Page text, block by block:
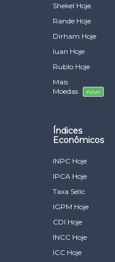
Shekel Hoje
Rande Hoje
Dirham Hoje
Iuan Hoje
Rublo Hoje
Mais
Moedas
novo
Índices
Econômicos
INPC Hoje
IPCA Hoje
Taxa Selic
IGPM Hoje
CDI Hoje
INCC Hoje
ICC Hoje